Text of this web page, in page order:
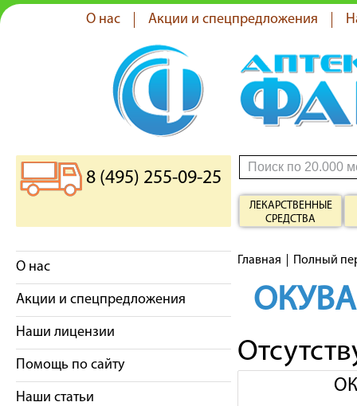
О нас Акции и спецпредложения
8 (495) 255-09-25
ЛЕКАРСТВЕННЫЕ
СРЕДСТВА
О нас
Акции и спецпредложения
Наши лицензии
Помощь по сайту
Наши статьи
Главная Полный